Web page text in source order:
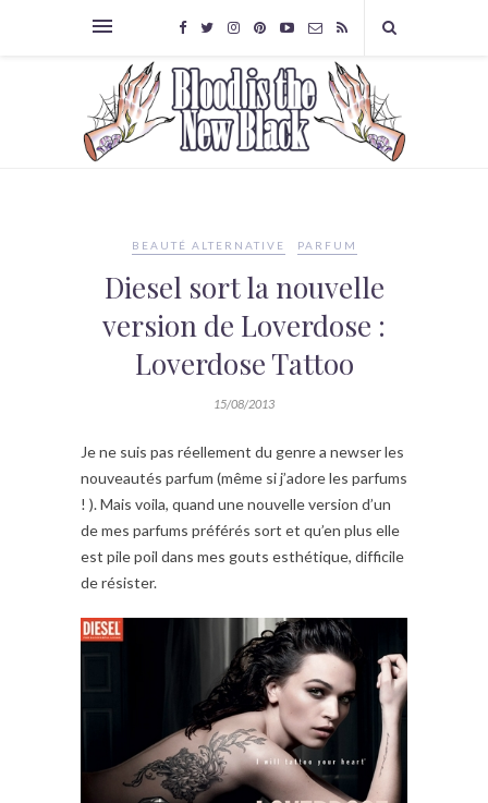
BEAUTÉ ALTERNATIVE PARFUM
Diesel sort la nouvelle
version de Loverdose :
Loverdose Tattoo
15/08/2013
Je ne suis pas réellement du genre a newser les
nouveautés parfum (même si j’adore les parfums
! ). Mais voila, quand une nouvelle version d’un
de mes parfums préférés sort et qu’en plus elle
est pile poil dans mes gouts esthétique, difficile
de résister.